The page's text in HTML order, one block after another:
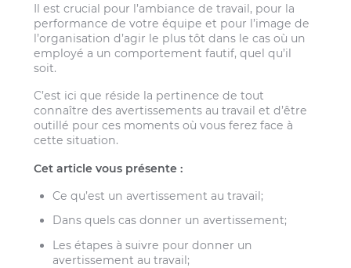
Il est crucial pour l’ambiance de travail, pour la
performance de votre équipe et pour l’image de
l’organisation d’agir le plus tôt dans le cas où un
employé a un comportement fautif, quel qu’il
soit.
C’est ici que réside la pertinence de tout
connaître des avertissements au travail et d’être
outillé pour ces moments où vous ferez face à
cette situation.
Cet article vous présente :
Ce qu’est un avertissement au travail;
Dans quels cas donner un avertissement;
Les étapes à suivre pour donner un
avertissement au travail;